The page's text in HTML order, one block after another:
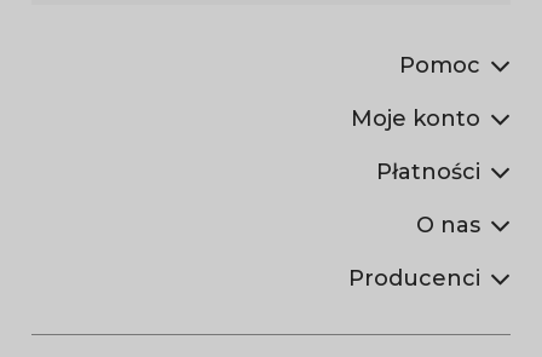
Pomoc
Moje konto
Płatności
O nas
Producenci